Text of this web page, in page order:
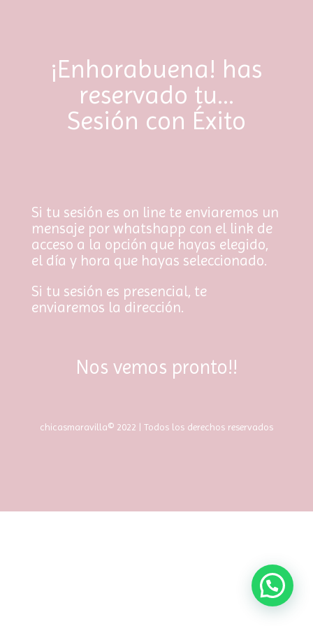
¡Enhorabuena! has
reservado tu…
Sesión con Éxito
Si tu sesión es on line te enviaremos un
mensaje por whatshapp con el link de
acceso a la opción que hayas elegido,
el día y hora que hayas seleccionado.
Si tu sesión es presencial, te
enviaremos la dirección.
Nos vemos pronto!!
chicasmaravilla© 2022 | Todos los derechos reservados